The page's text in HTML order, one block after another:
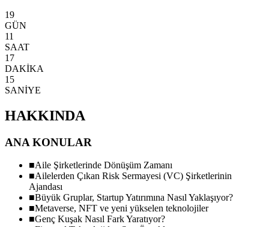
19
GÜN
11
SAAT
17
DAKİKA
13
SANİYE
HAKKINDA
ANA KONULAR
■Aile Şirketlerinde Dönüşüm Zamanı
■Ailelerden Çıkan Risk Sermayesi (VC) Şirketlerinin
Ajandası
■Büyük Gruplar, Startup Yatırımına Nasıl Yaklaşıyor?
■Metaverse, NFT ve yeni yükselen teknolojiler
■Genç Kuşak Nasıl Fark Yaratıyor?